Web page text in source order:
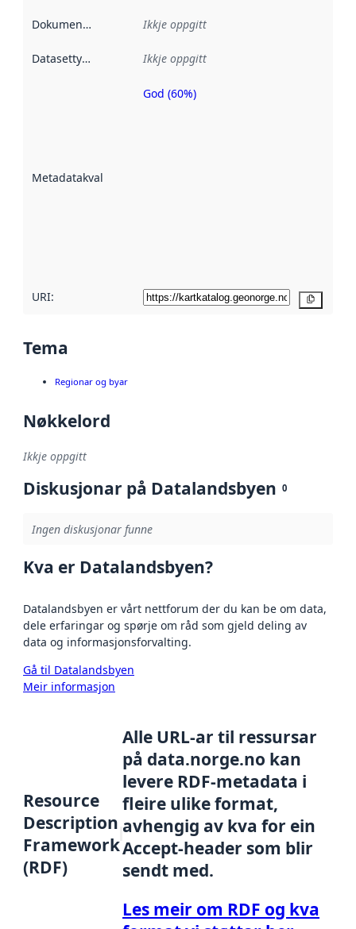
Dokumentasjon Ikkje oppgitt
Datasettype Ikkje oppgitt
Metadatakvalitet
Metadatakvalitet
God (60%)
URI:
Tema
Regionar og byar
Nøkkelord
Ikkje oppgitt
Diskusjonar på Datalandsbyen 0
Ingen diskusjonar funne
Kva er Datalandsbyen?
Datalandsbyen er vårt nettforum der du kan be om data,
dele erfaringar og spørje om råd som gjeld deling av
data og informasjonsforvalting.
Gå til Datalandsbyen
Meir informasjon
Resource
Description
Framework
(RDF)
Alle URL-ar til ressursar
på data.norge.no kan
levere RDF-metadata i
fleire ulike format,
avhengig av kva for ein
Accept-header som blir
sendt med.
Les meir om RDF og kva